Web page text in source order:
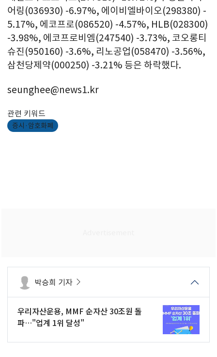
어링(036930) -6.97%, 에이비엘바이오(298380) -
5.17%, 에코프로(086520) -4.57%, HLB(028300)
-3.98%, 에코프로비엠(247540) -3.73%, 코오롱티
슈진(950160) -3.6%, 리노공업(058470) -3.56%,
삼천당제약(000250) -3.21% 등은 하락했다.
seunghee@news1.kr
관련 키워드
증시·암호화폐
박승희 기자
우리자산운용, MMF 순자산 30조원 돌
파…"업계 1위 달성"